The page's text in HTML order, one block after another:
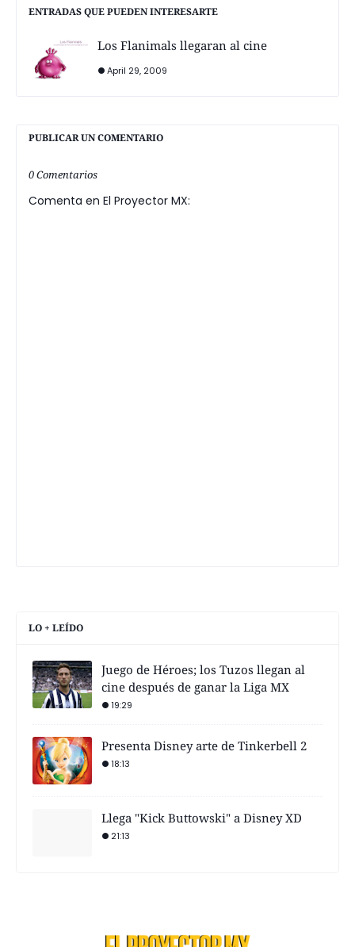
ENTRADAS QUE PUEDEN INTERESARTE
Los Flanimals llegaran al cine
April 29, 2009
PUBLICAR UN COMENTARIO
0 Comentarios
Comenta en El Proyector MX:
LO + LEÍDO
Juego de Héroes; los Tuzos llegan al
cine después de ganar la Liga MX
19:29
Presenta Disney arte de Tinkerbell 2
18:13
Llega "Kick Buttowski" a Disney XD
21:13